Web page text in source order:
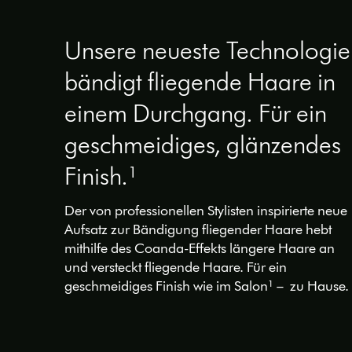
Unsere neueste Technologie
bändigt fliegende Haare in
einem Durchgang. Für ein
geschmeidiges, glänzendes
Finish.¹
Der von professionellen Stylisten inspirierte neue
Aufsatz zur Bändigung fliegender Haare hebt
mithilfe des Coanda-Effekts längere Haare an
und versteckt fliegende Haare. Für ein
geschmeidiges Finish wie im Salon¹ – zu Hause.